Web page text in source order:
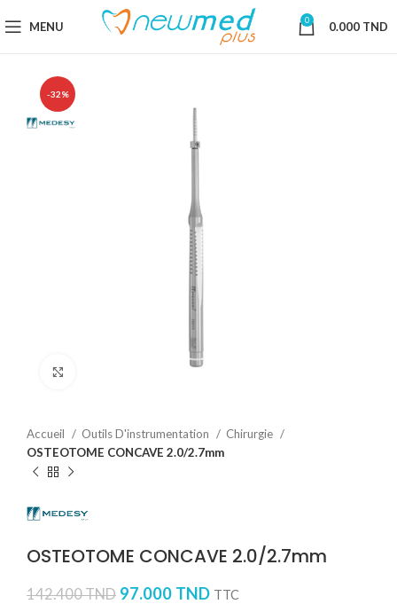
MENU 0 0.000 TND
-32%
Accueil Outils D'instrumentation
Chirurgie
OSTEOTOME CONCAVE 2.0/2.7mm
OSTEOTOME CONCAVE 2.0/2.7mm
142.400TND 97.000 TND TTC